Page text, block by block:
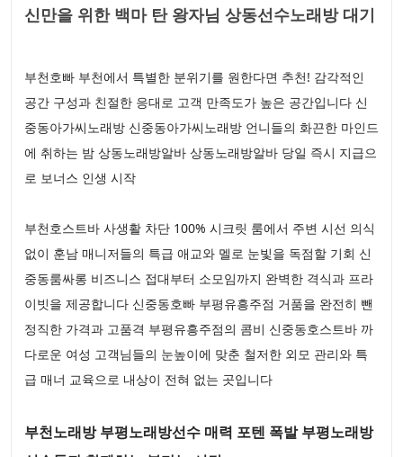
신만을 위한 백마 탄 왕자님 상동선수노래방 대기
부천호빠 부천에서 특별한 분위기를 원한다면 추천! 감각적인
공간 구성과 친절한 응대로 고객 만족도가 높은 공간입니다 신
중동아가씨노래방 신중동아가씨노래방 언니들의 화끈한 마인드
에 취하는 밤 상동노래방알바 상동노래방알바 당일 즉시 지급으
로 보너스 인생 시작
부천호스트바 사생활 차단 100% 시크릿 룸에서 주변 시선 의식
없이 훈남 매니저들의 특급 애교와 멜로 눈빛을 독점할 기회 신
중동룸싸롱 비즈니스 접대부터 소모임까지 완벽한 격식과 프라
이빗을 제공합니다 신중동호빠 부평유흥주점 거품을 완전히 뺀
정직한 가격과 고품격 부평유흥주점의 콤비 신중동호스트바 까
다로운 여성 고객님들의 눈높이에 맞춘 철저한 외모 관리와 특
급 매너 교육으로 내상이 전혀 없는 곳입니다
부천노래방 부평노래방선수 매력 포텐 폭발 부평노래방